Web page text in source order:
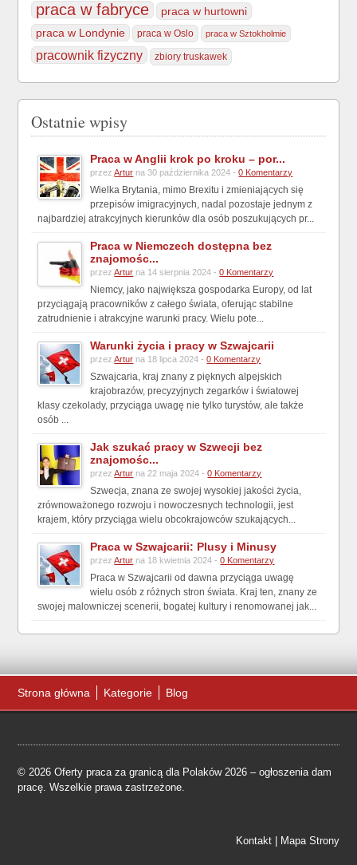
praca w fabryce
praca w hurtowni
praca w Londynie
praca w Oslo praca w Sztokholmie
pracownik fizyczny zbiory truskawek
Ostatnie wpisy
Praca w Anglii krok po kroku – por...
przezArtur na 30 października 2024 -0 Komentarzy
Wielka Brytania, mimo Brexitu i zmieniających się
przepisów imigracyjnych, nadal pozostaje jednym z
najbardziej atrakcyjnych kierunków dla osób poszukujących pr...
Praca w Niemczech dostępna bez
znajomośc...
przezArtur na 14 sierpnia 2024 -0 Komentarzy
Niemcy, jako największa gospodarka Europy, od lat
przyciągają pracowników z całego świata, oferując stabilne
zatrudnienie i atrakcyjne warunki pracy. Wielu pote...
Warunki życia i pracy w Szwajcarii
przezArtur na 18 lipca 2024 -0 Komentarzy
Szwajcaria, kraj znany z pięknych alpejskich
krajobrazów, precyzyjnych zegarków i światowej
klasy czekolady, przyciąga uwagę nie tylko turystów, ale także
osób ...
Jak szukać pracy w Szwecji bez
znajomośc...
przezArtur na 22 maja 2024 -0 Komentarzy
Szwecja, znana ze swojej wysokiej jakości życia,
zrównoważonego rozwoju i nowoczesnych technologii, jest
krajem, który przyciąga wielu obcokrajowców szukających...
Praca w Szwajcarii: Plusy i Minusy
przezArtur na 18 kwietnia 2024 -0 Komentarzy
Praca w Szwajcarii od dawna przyciąga uwagę
wielu osób z różnych stron świata. Kraj ten, znany ze
swojej malowniczej scenerii, bogatej kultury i renomowanej jak...
Strona główna Kategorie Blog
© 2026 Oferty praca za granicą dla Polaków 2026 – ogłoszenia dam
pracę. Wszelkie prawa zastrzeżone.
Kontakt| Mapa Strony